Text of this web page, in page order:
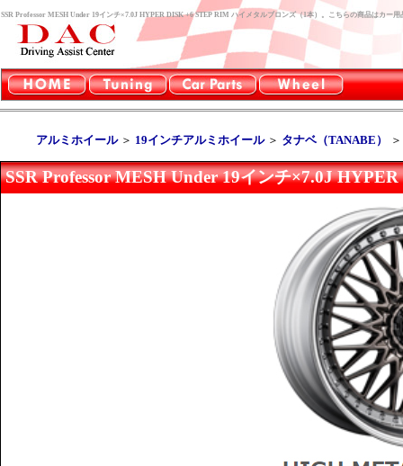
SSR Professor MESH Under 19インチ×7.0J HYPER DISK +6 STEP RIM ハイメタルブロンズ（1本）。こちらの商品はカー
アルミホイール＞ 19インチアルミホイール＞ タナベ（TANABE）
SSR Professor MESH Under 19インチ×7.0J